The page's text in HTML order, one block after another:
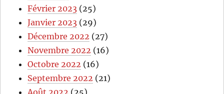
Février 2023 (25)
Janvier 2023 (29)
Décembre 2022 (27)
Novembre 2022 (16)
Octobre 2022 (16)
Septembre 2022 (21)
Août 2022 (25)